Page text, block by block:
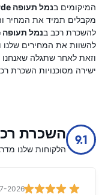
המיקומים בנמל תעופה Foerde
מקבלים תמיד את המחיר
להשכרת רכב בנמל תעופה Foerde
להשוות את המחירים
וזאת לאחר שתגלה
ישירה מסוכנויות השכרת
9.1 השכרת
הלקוחות שלנו מדרגים אותנו
2026